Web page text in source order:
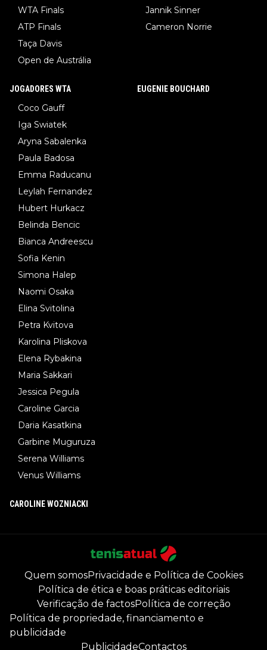
WTA Finals
ATP Finals
Taça Davis
Open de Austrália
Jannik Sinner
Cameron Norrie
JOGADORES WTA
Coco Gauff
Iga Swiatek
Aryna Sabalenka
Paula Badosa
Emma Raducanu
Leylah Fernandez
Hubert Hurkacz
Belinda Bencic
Bianca Andreescu
Sofia Kenin
Simona Halep
Naomi Osaka
Elina Svitolina
Petra Kvitova
Karolina Pliskova
Elena Rybakina
Maria Sakkari
Jessica Pegula
Caroline Garcia
Daria Kasatkina
Garbine Muguruza
Serena Williams
Venus Williams
EUGENIE BOUCHARD
CAROLINE WOZNIACKI
Quem somosPrivacidade e Política de Cookies
Política de ética e boas práticas editoriais
Verificação de factosPolítica de correção
Política de propriedade, financiamento e
publicidade
PublicidadeContactos